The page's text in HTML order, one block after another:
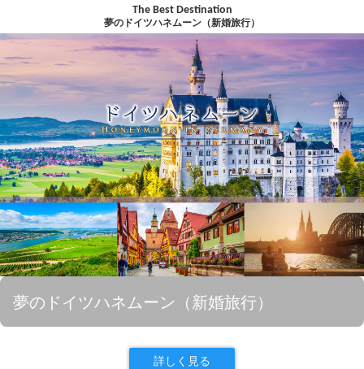
The Best Destination
夢のドイツハネムーン（新婚旅行）
夢のドイツハネムーン（新婚旅行）
詳しく見る